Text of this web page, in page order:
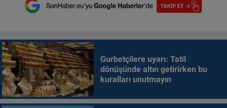
Gurbetçilere uyarı: Tatil
dönüşünde altın getirirken bu
kuralları unutmayın